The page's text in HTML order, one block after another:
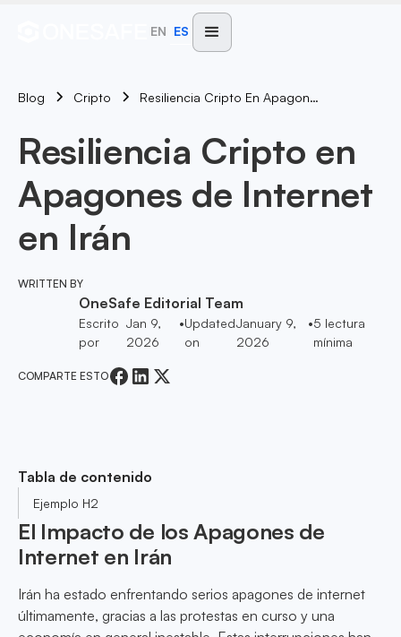
EN ES
Blog Cripto Resiliencia Cripto En Apagones De Internet En Irán
Resiliencia Cripto en
Apagones de Internet
en Irán
WRITTEN BY
OneSafe Editorial Team
Escrito
por
Jan 9,
2026
•Updated
on
January 9,
2026
•5 lectura
mínima
COMPARTE ESTO
Tabla de contenido
Ejemplo H2
El Impacto de los Apagones de
Internet en Irán
Irán ha estado enfrentando serios apagones de internet
últimamente, gracias a las protestas en curso y una